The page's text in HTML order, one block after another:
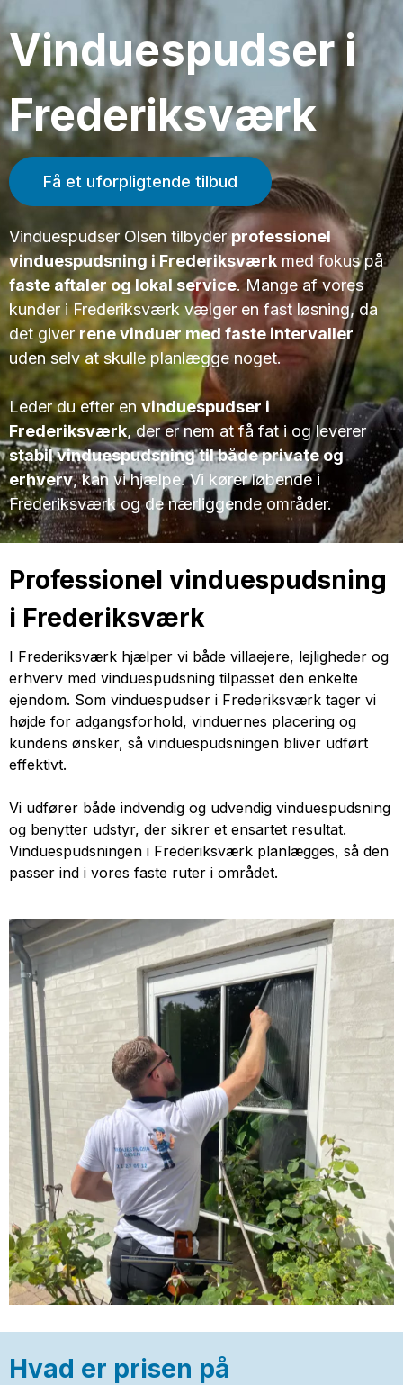
Vinduespudser i
Frederiksværk
Få et uforpligtende tilbud
Vinduespudser Olsen tilbyderprofessionel
vinduespudsning i Frederiksværk med fokus på
faste aftaler og lokal service. Mange af vores
kunder i Frederiksværk vælger en fast løsning, da
det giver rene vinduer med faste intervaller
uden selv at skulle planlægge noget.
Leder du efter envinduespudser i
Frederiksværk, der er nem at få fat i og leverer
stabil vinduespudsning til både private og
erhverv, kan vi hjælpe. Vi kører løbende i
Frederiksværk og de nærliggende områder.
Professionel vinduespudsning
i Frederiksværk
I Frederiksværk hjælper vi både villaejere, lejligheder og
erhverv med vinduespudsning tilpasset den enkelte
ejendom. Som vinduespudser i Frederiksværk tager vi
højde for adgangsforhold, vinduernes placering og
kundens ønsker, så vinduespudsningen bliver udført
effektivt.
Vi udfører både indvendig og udvendig vinduespudsning
og benytter udstyr, der sikrer et ensartet resultat.
Vinduespudsningen i Frederiksværk planlægges, så den
passer ind i vores faste ruter i området.
Hvad er prisen på